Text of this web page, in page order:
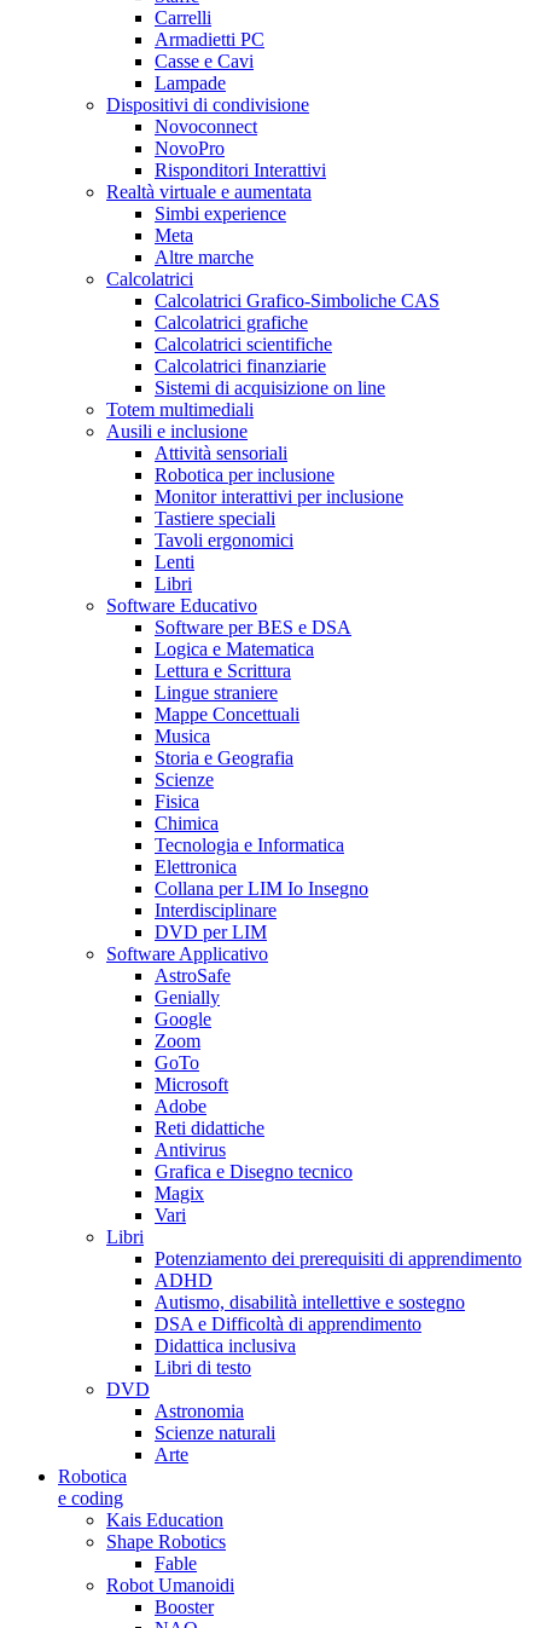
Carrelli
Armadietti PC
Casse e Cavi
Lampade
Dispositivi di condivisione
Novoconnect
NovoPro
Risponditori Interattivi
Realtà virtuale e aumentata
Simbi experience
Meta
Altre marche
Calcolatrici
Calcolatrici Grafico-Simboliche CAS
Calcolatrici grafiche
Calcolatrici scientifiche
Calcolatrici finanziarie
Sistemi di acquisizione on line
Totem multimediali
Ausili e inclusione
Attività sensoriali
Robotica per inclusione
Monitor interattivi per inclusione
Tastiere speciali
Tavoli ergonomici
Lenti
Libri
Software Educativo
Software per BES e DSA
Logica e Matematica
Lettura e Scrittura
Lingue straniere
Mappe Concettuali
Musica
Storia e Geografia
Scienze
Fisica
Chimica
Tecnologia e Informatica
Elettronica
Collana per LIM Io Insegno
Interdisciplinare
DVD per LIM
Software Applicativo
AstroSafe
Genially
Google
Zoom
GoTo
Microsoft
Adobe
Reti didattiche
Antivirus
Grafica e Disegno tecnico
Magix
Vari
Libri
Potenziamento dei prerequisiti di apprendimento
ADHD
Autismo, disabilità intellettive e sostegno
DSA e Difficoltà di apprendimento
Didattica inclusiva
Libri di testo
DVD
Astronomia
Scienze naturali
Arte
Robotica
e coding
Kais Education
Shape Robotics
Fable
Robot Umanoidi
Booster